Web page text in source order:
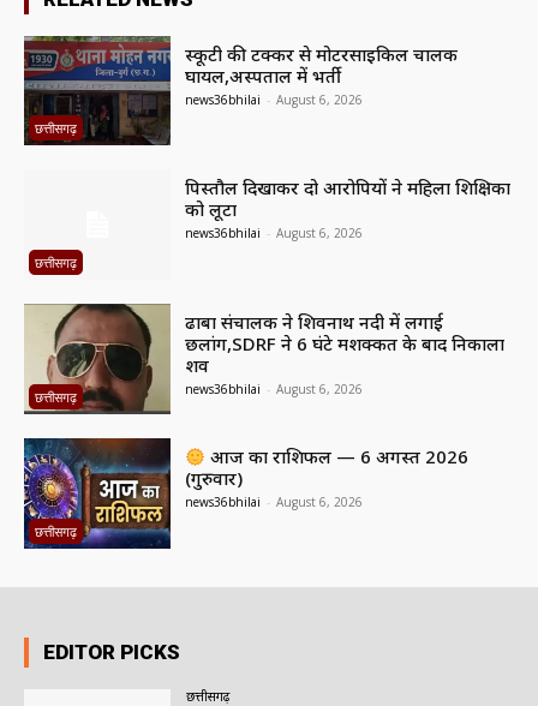
छत्तीसगढ़
स्कूटी की टक्कर से मोटरसाइकिल चालक
घायल,अस्पताल में भर्ती
news36bhilai - August 6, 2026
छत्तीसगढ़
पिस्तौल दिखाकर दो आरोपियों ने महिला शिक्षिका
को लूटा
news36bhilai - August 6, 2026
छत्तीसगढ़
ढाबा संचालक ने शिवनाथ नदी में लगाई
छलांग,SDRF ने 6 घंटे मशक्कत के बाद निकाला
शव
news36bhilai - August 6, 2026
छत्तीसगढ़
आज का राशिफल — 6 अगस्त 2026
(गुरुवार)
news36bhilai - August 6, 2026
EDITOR PICKS
छत्तीसगढ़